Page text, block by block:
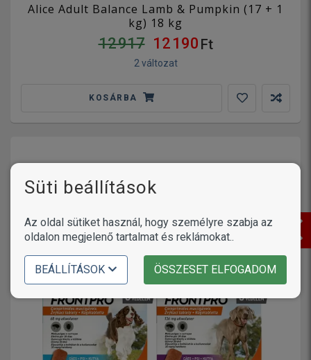
Alice Adult Balance Lamb & Pumpkin (17 + 1
kg) 18 kg
12 917 12 190 Ft
2 változat
KOSÁRBA
Süti beállítások
Az oldal sütiket használ, hogy személyre szabja az
oldalon megjelenő tartalmat és reklámokat..
BEÁLLÍTÁSOK ÖSSZESET ELFOGADOM